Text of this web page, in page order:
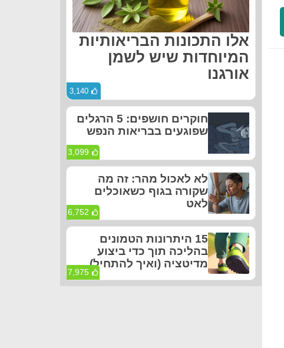
אלו התכונות הבריאותיות
המיוחדות שיש לשמן
אורגנו
3,140
חוקרים חושפים: 5 הרגלים
שפוגעים בבריאות הנפש
3,099
לא לאכול מהר: זה מה
שקורה בגוף כשאוכלים
לאט
6,752
15 היתרונות הטמונים
בהליכה תוך כדי ביצוע
מדיטציה (ואיך להתחיל)
7,975